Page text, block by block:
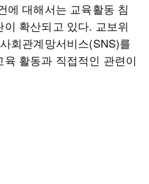
에 대해서는 교육활동 침
확산되고 있다. 교보위
회관계망서비스(SNS)를
활동과 직접적인 관련이